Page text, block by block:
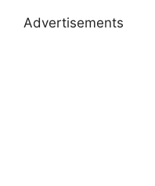
Advertisements